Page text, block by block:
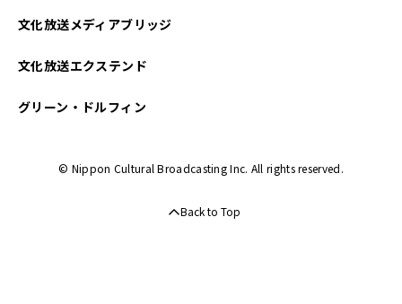
文化放送メディアブリッジ
文化放送エクステンド
グリーン・ドルフィン
© Nippon Cultural Broadcasting Inc. All rights reserved.
Back to Top